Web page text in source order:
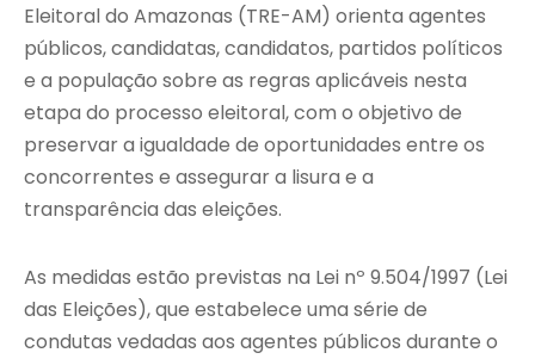
Eleitoral do Amazonas (TRE-AM) orienta agentes
públicos, candidatas, candidatos, partidos políticos
e a população sobre as regras aplicáveis nesta
etapa do processo eleitoral, com o objetivo de
preservar a igualdade de oportunidades entre os
concorrentes e assegurar a lisura e a
transparência das eleições.
As medidas estão previstas na Lei nº 9.504/1997 (Lei
das Eleições), que estabelece uma série de
condutas vedadas aos agentes públicos durante o